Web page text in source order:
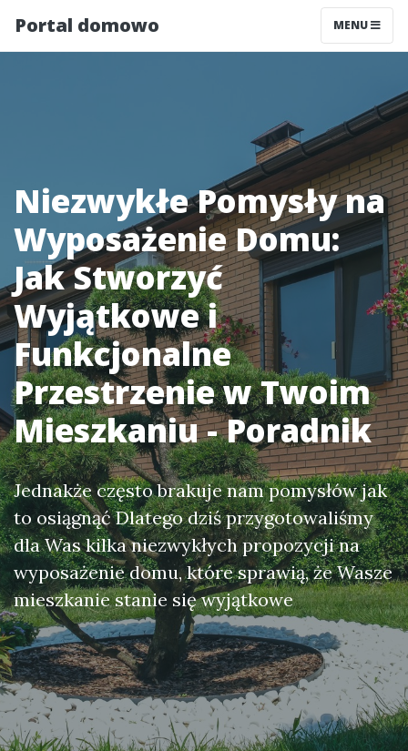
Portal domowo MENU
Niezwykłe Pomysły na
Wyposażenie Domu:
Jak Stworzyć
Wyjątkowe i
Funkcjonalne
Przestrzenie w Twoim
Mieszkaniu - Poradnik
Jednakże często brakuje nam pomysłów jak
to osiągnąć Dlatego dziś przygotowaliśmy
dla Was kilka niezwykłych propozycji na
wyposażenie domu, które sprawią, że Wasze
mieszkanie stanie się wyjątkowe